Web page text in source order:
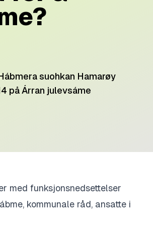
suohkan Hamarøy
på Árran julevsáme
med funksjonsnedsettelser
kommunale råd, ansatte i